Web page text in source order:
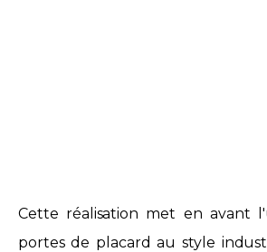
Cette réalisation met en avant
portes de placard au style